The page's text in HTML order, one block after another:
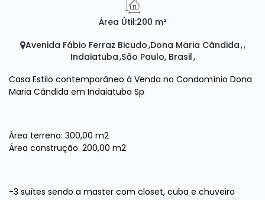
Área Útil:200 m²
Avenida Fábio Ferraz Bicudo Dona Maria Cândida
Indaiatuba São Paulo, Brasil
Casa Estilo contemporâneo á Venda no Condomínio Dona
Maria Cândida em Indaiatuba Sp
Área terreno: 300,00 m2
Área construção: 200,00 m2
-3 suítes sendo a master com closet, cuba e chuveiro